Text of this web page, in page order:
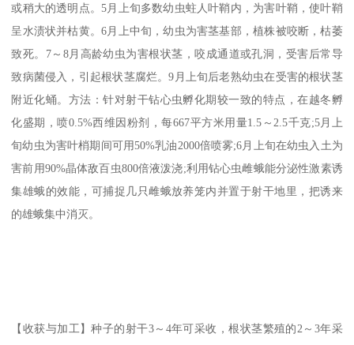
或稍大的透明点。5月上旬多数幼虫蛀人叶鞘内，为害叶鞘，使叶鞘
呈水渍状并枯黄。6月上中旬，幼虫为害茎基部，植株被咬断，枯萎
致死。7～8月高龄幼虫为害根状茎，咬成通道或孔洞，受害后常导
致病菌侵入，引起根状茎腐烂。9月上旬后老熟幼虫在受害的根状茎
附近化蛹。方法：针对射干钻心虫孵化期较一致的特点，在越冬孵
化盛期，喷0.5%西维因粉剂，每667平方米用量1.5～2.5千克;5月上
旬幼虫为害叶梢期间可用50%乳油2000倍喷雾;6月上旬在幼虫入土为
害前用90%晶体敌百虫800倍液泼浇;利用钻心虫雌蛾能分泌性激素诱
集雄蛾的效能，可捕捉几只雌蛾放养笼内并置于射干地里，把诱来
的雄蛾集中消灭。
【收获与加工】种子的射干3～4年可采收，根状茎繁殖的2～3年采